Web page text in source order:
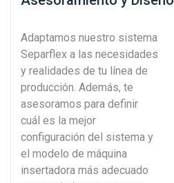
Adaptamos nuestro sistema
Separflex a las necesidades
y realidades de tu línea de
producción. Además, te
asesoramos para definir
cuál es la mejor
configuración del sistema y
el modelo de máquina
insertadora más adecuado